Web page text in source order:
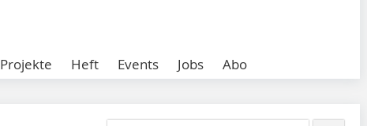
Projekte Heft Events Jobs Abo